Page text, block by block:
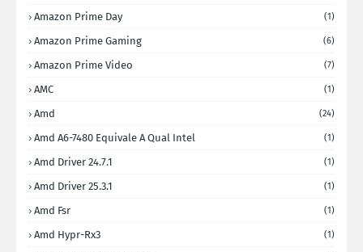
Amazon Prime Day (1)
Amazon Prime Gaming (6)
Amazon Prime Video (7)
AMC (1)
Amd (24)
Amd A6-7480 Equivale A Qual Intel (1)
Amd Driver 24.7.1 (1)
Amd Driver 25.3.1 (1)
Amd Fsr (1)
Amd Hypr-Rx3 (1)